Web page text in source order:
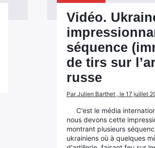
Vidéo.
séquence
de tirs sur
russe
Par Julien Barthet , le 17 juillet
C'est le média
nous devons cette
montrant plusieurs
ukrainiens où à quelques